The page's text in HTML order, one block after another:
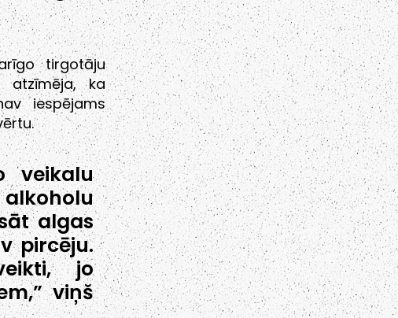
tirgotāju
atzīmēja, ka
iespējams
veikalu
algas
pircēju.
jo
viņš